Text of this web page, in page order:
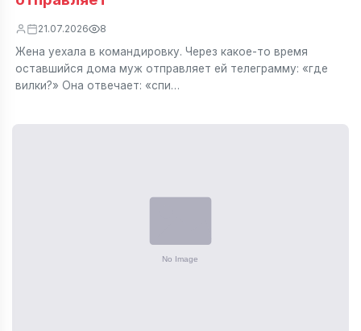
21.07.2026 8
Жена уехала в командировку. Через какое-то время
оставшийся дома муж отправляет ей телеграмму: «где
вилки?» Она отвечает: «спи…